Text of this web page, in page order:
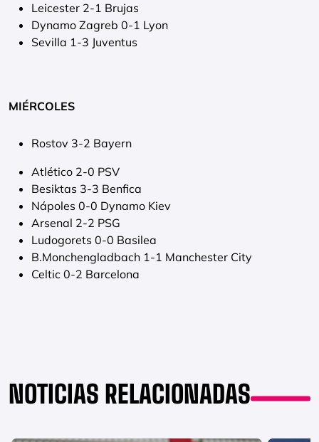
Leicester 2-1 Brujas
Dynamo Zagreb 0-1 Lyon
Sevilla 1-3 Juventus
MIÉRCOLES
Rostov 3-2 Bayern
Atlético 2-0 PSV
Besiktas 3-3 Benfica
Nápoles 0-0 Dynamo Kiev
Arsenal 2-2 PSG
Ludogorets 0-0 Basilea
B.Monchengladbach 1-1 Manchester City
Celtic 0-2 Barcelona
NOTICIAS RELACIONADAS